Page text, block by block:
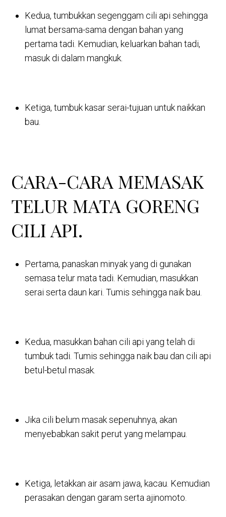
Kedua, tumbukkan segenggam cili api sehingga
lumat bersama-sama dengan bahan yang
pertama tadi. Kemudian, keluarkan bahan tadi,
masuk di dalam mangkuk.
Ketiga, tumbuk kasar serai-tujuan untuk naikkan
bau.
CARA-CARA MEMASAK
TELUR MATA GORENG
CILI API.
Pertama, panaskan minyak yang di gunakan
semasa telur mata tadi. Kemudian, masukkan
serai serta daun kari. Tumis sehingga naik bau.
Kedua, masukkan bahan cili api yang telah di
tumbuk tadi. Tumis sehingga naik bau dan cili api
betul-betul masak.
Jika cili belum masak sepenuhnya, akan
menyebabkan sakit perut yang melampau.
Ketiga, letakkan air asam jawa, kacau. Kemudian
perasakan dengan garam serta ajinomoto.